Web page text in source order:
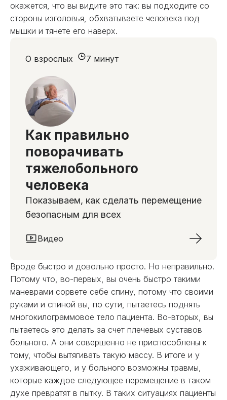
окажется, что вы видите это так: вы подходите со
стороны изголовья, обхватываете человека под
мышки и тянете его наверх.
Как правильно
поворачивать
тяжелобольного
человека
Показываем, как сделать перемещение
безопасным для всех
О взрослых
Видео
7 минут
Вроде быстро и довольно просто. Но неправильно.
Потому что, во-первых, вы очень быстро такими
маневрами сорвете себе спину, потому что своими
руками и спиной вы, по сути, пытаетесь поднять
многокилограммовое тело пациента. Во-вторых, вы
пытаетесь это делать за счет плечевых суставов
больного. А они совершенно не приспособлены к
тому, чтобы вытягивать такую массу. В итоге и у
ухаживающего, и у больного возможны травмы,
которые каждое следующее перемещение в таком
духе превратят в пытку. В таких ситуациях пациенты